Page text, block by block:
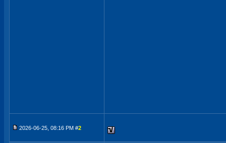
2026-06-25, 08:16 PM #2